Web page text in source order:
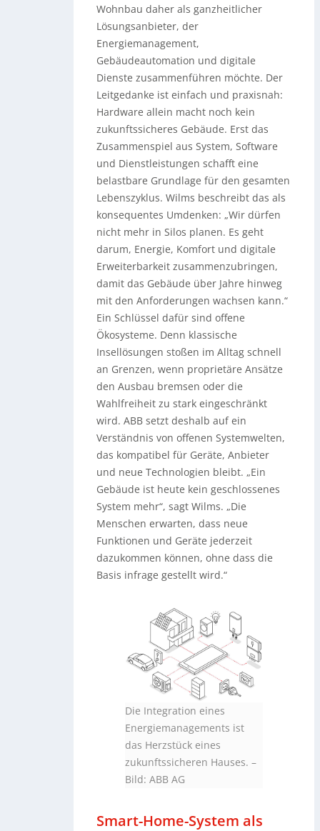
Wohnbau daher als ganzheitlicher
Lösungsanbieter, der
Energiemanagement,
Gebäudeautomation und digitale
Dienste zusammenführen möchte. Der
Leitgedanke ist einfach und praxisnah:
Hardware allein macht noch kein
zukunftssicheres Gebäude. Erst das
Zusammenspiel aus System, Software
und Dienstleistungen schafft eine
belastbare Grundlage für den gesamten
Lebenszyklus. Wilms beschreibt das als
konsequentes Umdenken: „Wir dürfen
nicht mehr in Silos planen. Es geht
darum, Energie, Komfort und digitale
Erweiterbarkeit zusammenzubringen,
damit das Gebäude über Jahre hinweg
mit den Anforderungen wachsen kann.“
Ein Schlüssel dafür sind offene
Ökosysteme. Denn klassische
Insellösungen stoßen im Alltag schnell
an Grenzen, wenn proprietäre Ansätze
den Ausbau bremsen oder die
Wahlfreiheit zu stark eingeschränkt
wird. ABB setzt deshalb auf ein
Verständnis von offenen Systemwelten,
das kompatibel für Geräte, Anbieter
und neue Technologien bleibt. „Ein
Gebäude ist heute kein geschlossenes
System mehr“, sagt Wilms. „Die
Menschen erwarten, dass neue
Funktionen und Geräte jederzeit
dazukommen können, ohne dass die
Basis infrage gestellt wird.“
Die Integration eines
Energiemanagements ist
das Herzstück eines
zukunftssicheren Hauses. –
Bild: ABB AG
Smart-Home-System als